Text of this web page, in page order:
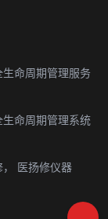
生命周期管理服务
生命周期管理系统
医扬修仪器